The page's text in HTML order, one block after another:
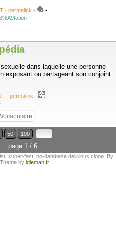
- permalink - -
dans laquelle une personne
exposant ou partageant son conjoint
- permalink - -
Vocabulaire
50 100
page 1 / 6
super-fast, no-database delicious clone. By
by idleman.fr.